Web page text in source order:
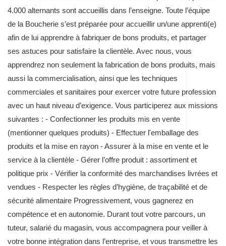
4.000 alternants sont accueillis dans l’enseigne. Toute l’équipe
de la Boucherie s’est préparée pour accueillir un/une apprenti(e)
afin de lui apprendre à fabriquer de bons produits, et partager
ses astuces pour satisfaire la clientèle. Avec nous, vous
apprendrez non seulement la fabrication de bons produits, mais
aussi la commercialisation, ainsi que les techniques
commerciales et sanitaires pour exercer votre future profession
avec un haut niveau d’exigence. Vous participerez aux missions
suivantes : - Confectionner les produits mis en vente
(mentionner quelques produits) - Effectuer l'emballage des
produits et la mise en rayon - Assurer à la mise en vente et le
service à la clientèle - Gérer l’offre produit : assortiment et
politique prix - Vérifier la conformité des marchandises livrées et
vendues - Respecter les règles d’hygiène, de traçabilité et de
sécurité alimentaire Progressivement, vous gagnerez en
compétence et en autonomie. Durant tout votre parcours, un
tuteur, salarié du magasin, vous accompagnera pour veiller à
votre bonne intégration dans l’entreprise, et vous transmettre les